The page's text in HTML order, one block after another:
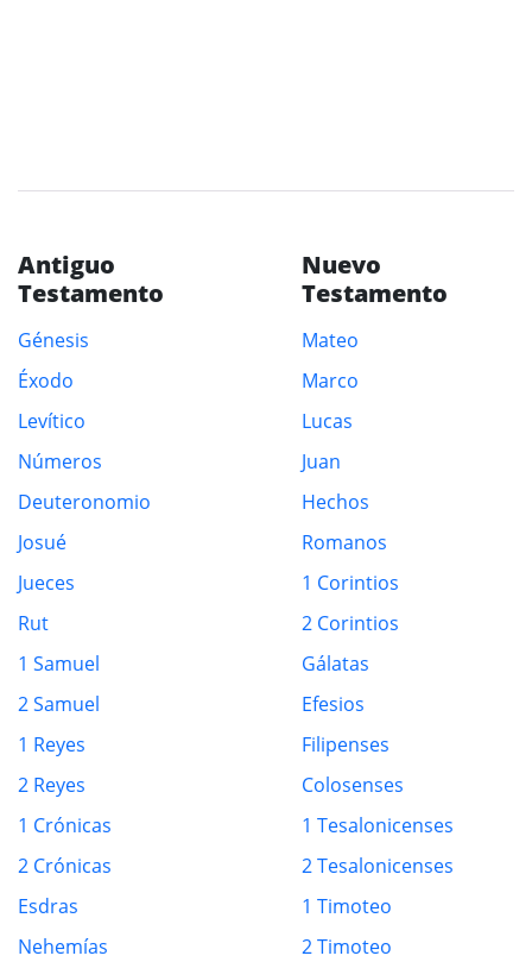
Antiguo
Testamento
Génesis
Éxodo
Levítico
Números
Deuteronomio
Josué
Jueces
Rut
1 Samuel
2 Samuel
1 Reyes
2 Reyes
1 Crónicas
2 Crónicas
Esdras
Nehemías
Nuevo
Testamento
Mateo
Marco
Lucas
Juan
Hechos
Romanos
1 Corintios
2 Corintios
Gálatas
Efesios
Filipenses
Colosenses
1 Tesalonicenses
2 Tesalonicenses
1 Timoteo
2 Timoteo